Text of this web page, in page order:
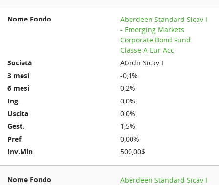
Aberdeen Standard Sicav I
- Emerging Markets
Corporate Bond Fund
Classe A Eur Acc
Abrdn Sicav I
-0,1%
0,2%
0,0%
0,0%
1,5%
0,00%
500,00$
Aberdeen Standard Sicav I